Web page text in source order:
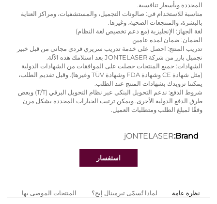
المحددة وبأسعار تنافسية.
مناسبة للاستخدام في: صالونات التجميل، والمستشفيات، ومراكز العناية
بالبشرة، والمنتجعات الصحية، وغيرها.
لغة الجهاز: الإنجليزية (مع دعم تخصيص لغة النظام)
الضمان: ضمان لمدة عامين
تدريب المنتج: احصل على خدمة تدريب سريري فردي مجاني من قبل خبير
تجميل بارز من شركة JONTELASER بعد استلامك هذه الآلة.
الشهادات: جميع المنتجات حصلت على الموافقات من الشهادات الدولية
(مثل شهادة CE وشهادة FDA وشهادة TÜV وغيرها). وقبل تقديم الطلب،
يمكننا تزويدك بشهادات المنتج عند الطلب.
شروط الدفع: ندعم التحويل البنكي عبر نظام التحويل البرقي (T/T) وبعض
طرق الدفع الدولية الأخرى. ويمكن ترتيب الخيارات المحددة بشكل مرن
وفقًا لمبلغ الطلب ومتطلبات العميل.
Brand:
jONTELASER
استفسار
نظرة عامة لماذا تُسمّى تيرمينال إيج؟ المنتجات الموصى بها